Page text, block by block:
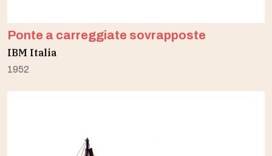
Ponte a carreggiate sovrapposte
IBM Italia
1952